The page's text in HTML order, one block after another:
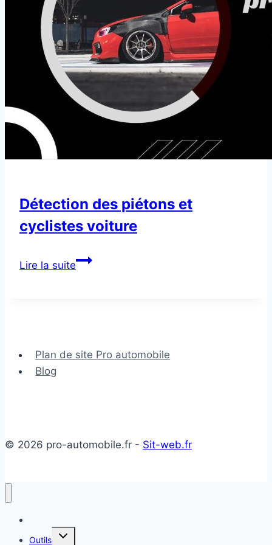
carburant
(pour
hybrides)
voiture
Détection des piétons et
cyclistes voiture
Lire la suiteDétection
Plan de site Pro automobile
Blog
© 2026 pro-automobile.fr - Sit-web.fr
Outils
Ouvrir/fermer